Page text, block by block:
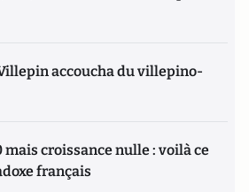
accoucha du villepino-
mais croissance nulle : voilà ce
français